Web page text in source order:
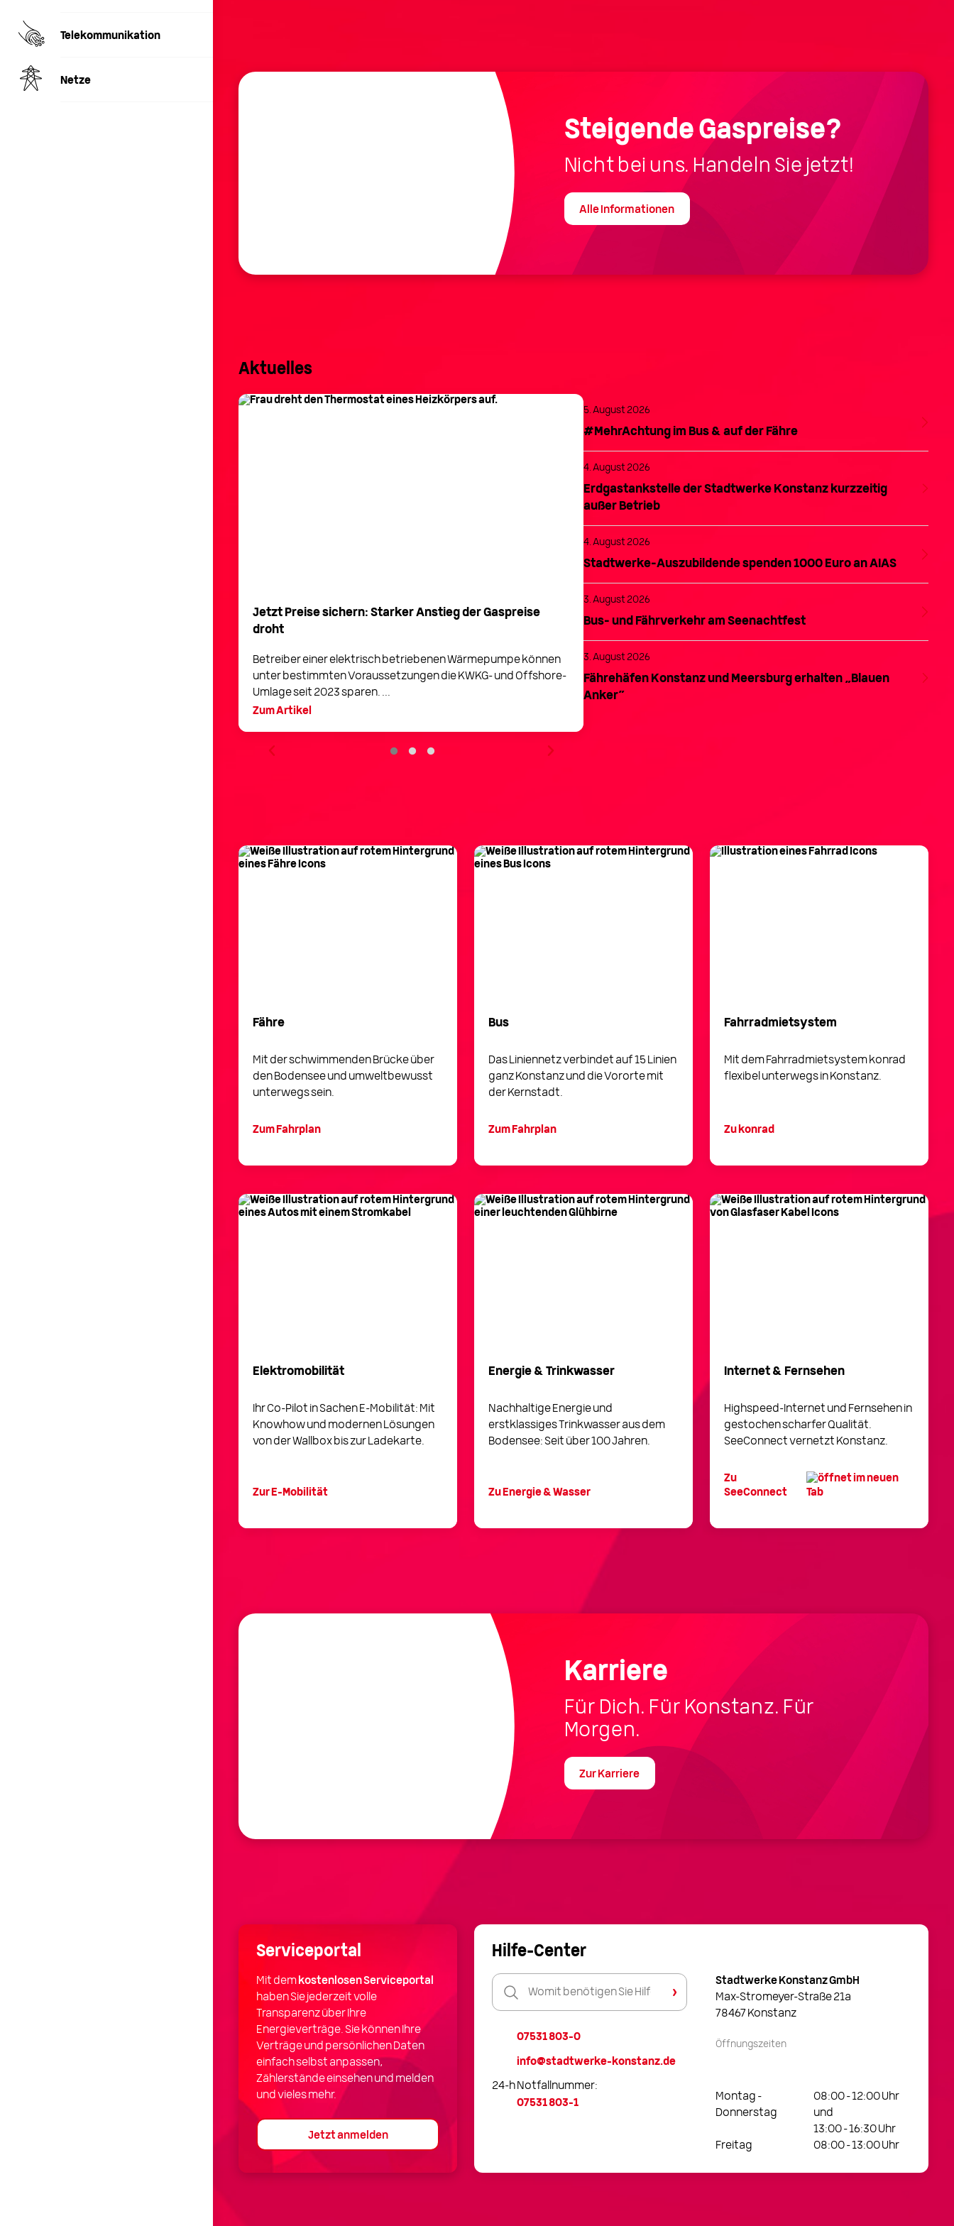
Telekommunikation
Netze
Steigende Gaspreise?
Nicht bei uns. Handeln Sie jetzt!
Alle Informationen
Aktuelles
Jetzt Preise sichern: Starker Anstieg der Gaspreise
droht
Betreiber einer elektrisch betriebenen Wärmepumpe können
unter bestimmten Voraussetzungen die KWKG- und Offshore-
Umlage seit 2023 sparen. ...
Zum Artikel
Heizungstausch mit Köpfchen
Ihre alte Heizung läuft noch, aber wie lange noch? Wer
frühzeitig auf moderne, klimafreundliche Technik umsteigt,
spart Energie, Geld – und ...
5. August 2026
#MehrAchtung im Bus & auf der Fähre
4. August 2026
Erdgastankstelle der Stadtwerke Konstanz kurzzeitig
außer Betrieb
4. August 2026
Stadtwerke-Auszubildende spenden 1000 Euro an AIAS
3. August 2026
Bus- und Fährverkehr am Seenachtfest
3. August 2026
Fährehäfen Konstanz und Meersburg erhalten „Blauen
Anker“
Fähre
Mit der schwimmenden Brücke über
den Bodensee und umweltbewusst
unterwegs sein.
Zum Fahrplan
Bus
Das Liniennetz verbindet auf 15 Linien
ganz Konstanz und die Vororte mit
der Kernstadt.
Zum Fahrplan
Fahrradmietsystem
Mit dem Fahrradmietsystem konrad
flexibel unterwegs in Konstanz.
Zu konrad
Elektromobilität
Ihr Co-Pilot in Sachen E-Mobilität: Mit
Knowhow und modernen Lösungen
von der Wallbox bis zur Ladekarte.
Zur E-Mobilität
Energie & Trinkwasser
Nachhaltige Energie und
erstklassiges Trinkwasser aus dem
Bodensee: Seit über 100 Jahren.
Zu Energie & Wasser
Internet & Fernsehen
Highspeed-Internet und Fernsehen in
gestochen scharfer Qualität.
SeeConnect vernetzt Konstanz.
Zu
SeeConnect
Karriere
Für Dich. Für Konstanz. Für
Morgen.
Zur Karriere
Serviceportal
Mit dem kostenlosen Serviceportal
haben Sie jederzeit volle
Transparenz über Ihre
Energieverträge. Sie können Ihre
Verträge und persönlichen Daten
einfach selbst anpassen,
Zählerstände einsehen und melden
und vieles mehr.
Jetzt anmelden
Hilfe-Center
Womit
benötigen
Sie
07531 803-0
info@stadtwerke-konstanz.de
24-h Notfallnummer:
07531 803-1
Stadtwerke Konstanz GmbH
Max-Stromeyer-Straße 21a
78467 Konstanz
Öffnungszeiten
Montag –
Donnerstag
08:00 – 12:00 Uhr
und
13:00 – 16:30 Uhr
Freitag
08:00 – 13:00 Uhr